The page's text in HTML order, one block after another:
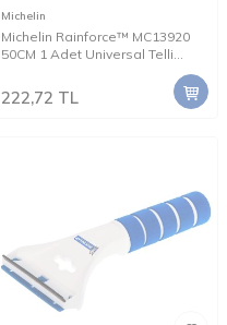
Michelin
Michelin Rainforce™ MC13920
50CM 1 Adet Universal Telli
222,72 TL